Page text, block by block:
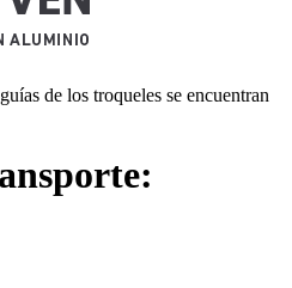
de los troqueles se encuentran